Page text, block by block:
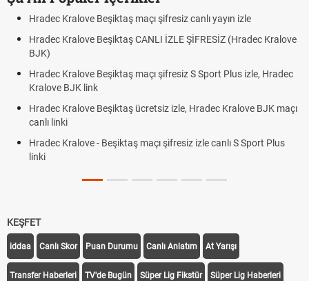
Hradec Kralove Beşiktaş maçı şifresiz canlı yayın izle
Hradec Kralove Beşiktaş CANLI İZLE ŞİFRESİZ (Hradec Kralove
BJK)
Hradec Kralove Beşiktaş maçı şifresiz S Sport Plus izle, Hradec
Kralove BJK link
Hradec Kralove Beşiktaş ücretsiz izle, Hradec Kralove BJK maçı
canlı linki
Hradec Kralove - Beşiktaş maçı şifresiz izle canlı S Sport Plus
linki
KEŞFET
iddaa Canlı Skor Puan Durumu Canlı Anlatım At Yarışı
Transfer Haberleri TV'de Bugün Süper Lig Fikstür Süper Lig Haberleri